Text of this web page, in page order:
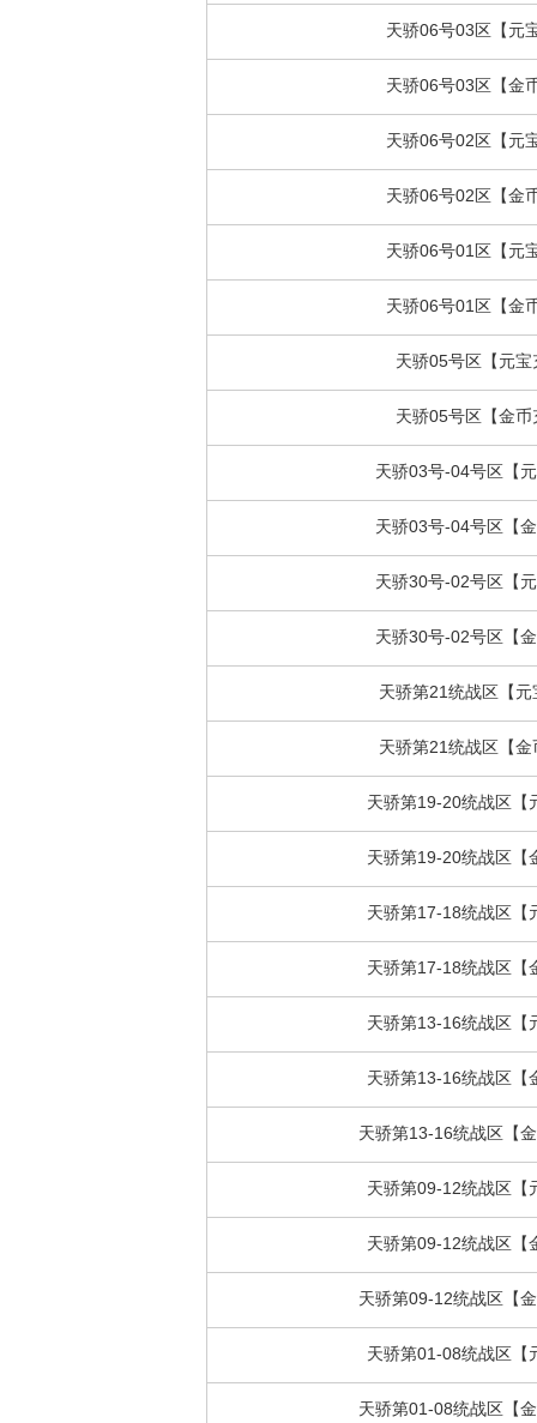
天骄06号03区【元
天骄06号03区【金
天骄06号02区【元
天骄06号02区【金
天骄06号01区【元
天骄06号01区【金
天骄05号区【元宝
天骄05号区【金币
天骄03号-04号区【
天骄03号-04号区【
天骄30号-02号区【
天骄30号-02号区【
天骄第21统战区【元
天骄第21统战区【金
天骄第19-20统战区【
天骄第19-20统战区【
天骄第17-18统战区【
天骄第17-18统战区【
天骄第13-16统战区【
天骄第13-16统战区【
天骄第13-16统战区【
天骄第09-12统战区【
天骄第09-12统战区【
天骄第09-12统战区【
天骄第01-08统战区【
天骄第01-08统战区【